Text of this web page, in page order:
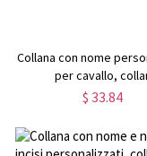
Collana con nome
per cavallo,
commemorativa per
equitazione/regalo di
regalo per amante dei
$ 33.84